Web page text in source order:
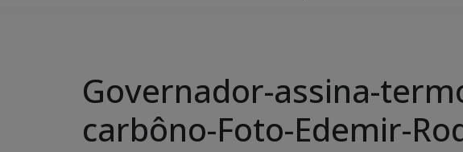
Governador-assina-
carbôno-Foto-Edemir-